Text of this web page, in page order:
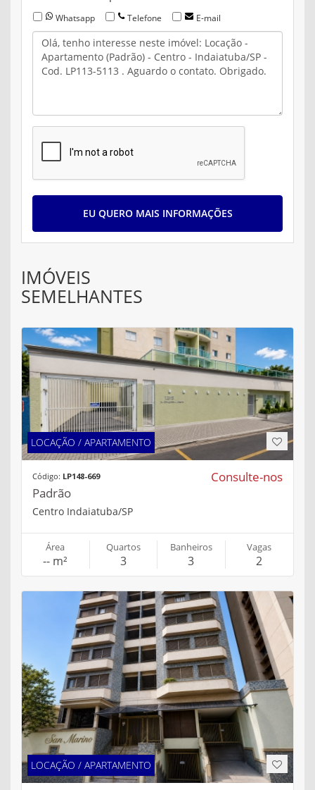
Whatsapp Telefone E-mail
EU QUERO MAIS INFORMAÇÕES
IMÓVEIS
SEMELHANTES
LOCAÇÃO / APARTAMENTO
Consulte-nos
Código: LP148-669
Padrão
Centro Indaiatuba/SP
Área
-- m²
Quartos
3
Banheiros
3
Vagas
2
LOCAÇÃO / APARTAMENTO